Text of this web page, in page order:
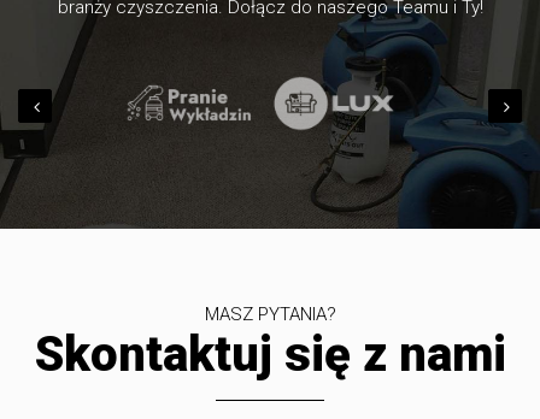
branży czyszczenia. Dołącz do naszego Teamu i Ty!
MASZ PYTANIA?
Skontaktuj się z nami